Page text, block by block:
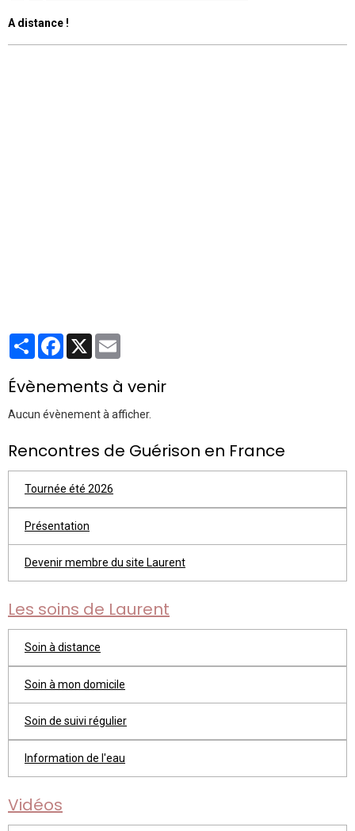
A distance !
PartagerFacebook
X
Évènements à venir
Aucun évènement à afficher.
Rencontres de Guérison en France
Tournée été 2026
Présentation
Devenir membre du site Laurent
Les soins de Laurent
Soin à distance
Soin à mon domicile
Soin de suivi régulier
Information de l'eau
Vidéos